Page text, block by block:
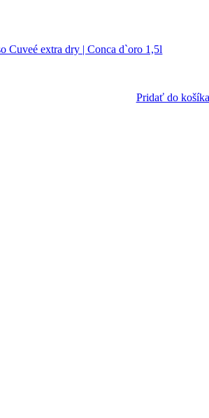
Cuveé extra dry | Conca d`oro 1,5l
Pridať do košíka